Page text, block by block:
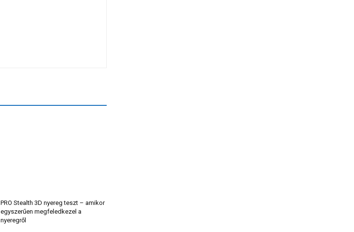
PRO Stealth 3D nyereg teszt – amikor
egyszerűen megfeledkezel a
nyeregről